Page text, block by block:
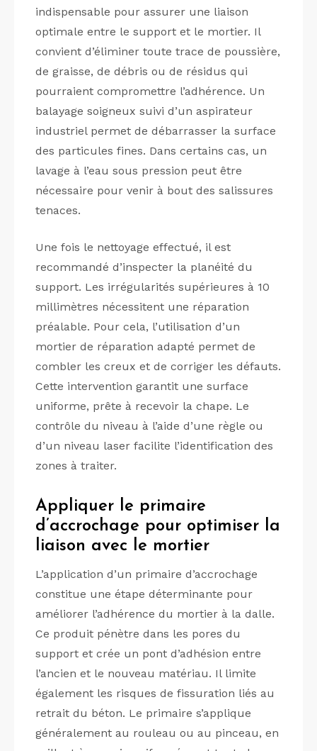
indispensable pour assurer une liaison
optimale entre le support et le mortier. Il
convient d’éliminer toute trace de poussière,
de graisse, de débris ou de résidus qui
pourraient compromettre l’adhérence. Un
balayage soigneux suivi d’un aspirateur
industriel permet de débarrasser la surface
des particules fines. Dans certains cas, un
lavage à l’eau sous pression peut être
nécessaire pour venir à bout des salissures
tenaces.
Une fois le nettoyage effectué, il est
recommandé d’inspecter la planéité du
support. Les irrégularités supérieures à 10
millimètres nécessitent une réparation
préalable. Pour cela, l’utilisation d’un
mortier de réparation adapté permet de
combler les creux et de corriger les défauts.
Cette intervention garantit une surface
uniforme, prête à recevoir la chape. Le
contrôle du niveau à l’aide d’une règle ou
d’un niveau laser facilite l’identification des
zones à traiter.
Appliquer le primaire
d’accrochage pour optimiser la
liaison avec le mortier
L’application d’un primaire d’accrochage
constitue une étape déterminante pour
améliorer l’adhérence du mortier à la dalle.
Ce produit pénètre dans les pores du
support et crée un pont d’adhésion entre
l’ancien et le nouveau matériau. Il limite
également les risques de fissuration liés au
retrait du béton. Le primaire s’applique
généralement au rouleau ou au pinceau, en